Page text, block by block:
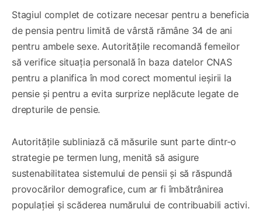
Stagiul complet de cotizare necesar pentru a beneficia
de pensia pentru limită de vârstă rămâne 34 de ani
pentru ambele sexe. Autoritățile recomandă femeilor
să verifice situația personală în baza datelor CNAS
pentru a planifica în mod corect momentul ieșirii la
pensie și pentru a evita surprize neplăcute legate de
drepturile de pensie.
Autoritățile subliniază că măsurile sunt parte dintr-o
strategie pe termen lung, menită să asigure
sustenabilitatea sistemului de pensii și să răspundă
provocărilor demografice, cum ar fi îmbătrânirea
populației și scăderea numărului de contribuabili activi.